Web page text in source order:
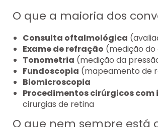
O que a maioria dos
Consulta oftalmológica
Exame de refração (medição
Tonometria (medição da
Fundoscopia (mapeamento de
Biomicroscopia
Procedimentos cirúrgicos
cirurgias de retina
O que nem sempre está